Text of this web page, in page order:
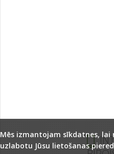
Mēs izmantojam sīkdatnes,
uzlabotu Jūsu lietošanas